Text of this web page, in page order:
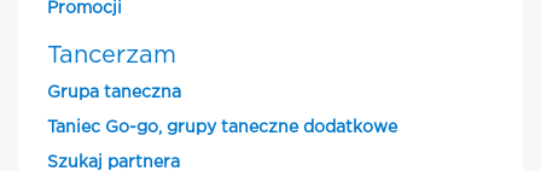
Promocji
Tancerzam
Grupa taneczna
Taniec Go-go, grupy taneczne dodatkowe
Szukaj partnera